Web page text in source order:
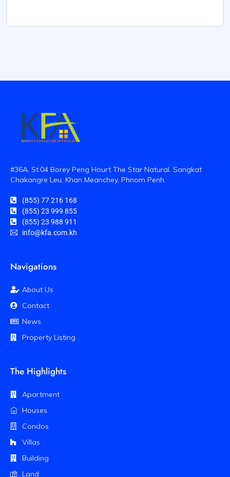
#36A, St.04 Borey Peng Hourt The Star Natural. Sangkat
Chakangre Leu, Khan Meanchey, Phnom Penh.
(855) 77 216 168
(855) 23 999 855
(855) 23 988 911
info@kfa.com.kh
Navigations
About Us
Contact
News
Property Listing
The Highlights
Apartment
Houses
Condos
Villas
Building
Land